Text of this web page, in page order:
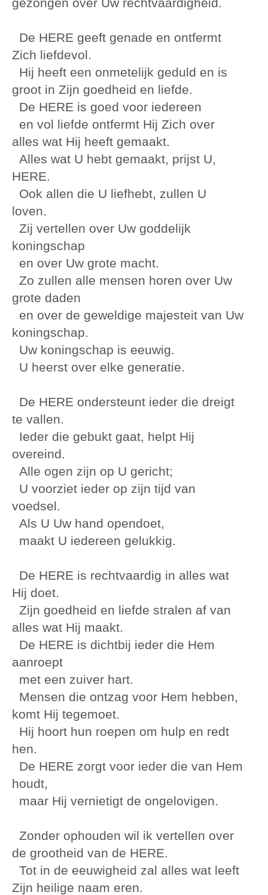
De HERE geeft genade en ontfermt
Zich liefdevol.
Hij heeft een onmetelijk geduld en is
groot in Zijn goedheid en liefde.
De HERE is goed voor iedereen
en vol liefde ontfermt Hij Zich over
alles wat Hij heeft gemaakt.
Alles wat U hebt gemaakt, prijst U,
HERE.
Ook allen die U liefhebt, zullen U
loven.
Zij vertellen over Uw goddelijk
koningschap
en over Uw grote macht.
Zo zullen alle mensen horen over Uw
grote daden
en over de geweldige majesteit van Uw
koningschap.
Uw koningschap is eeuwig.
U heerst over elke generatie.
De HERE ondersteunt ieder die dreigt
te vallen.
Ieder die gebukt gaat, helpt Hij
overeind.
Alle ogen zijn op U gericht;
U voorziet ieder op zijn tijd van
voedsel.
Als U Uw hand opendoet,
maakt U iedereen gelukkig.
De HERE is rechtvaardig in alles wat
Hij doet.
Zijn goedheid en liefde stralen af van
alles wat Hij maakt.
De HERE is dichtbij ieder die Hem
aanroept
met een zuiver hart.
Mensen die ontzag voor Hem hebben,
komt Hij tegemoet.
Hij hoort hun roepen om hulp en redt
hen.
De HERE zorgt voor ieder die van Hem
houdt,
maar Hij vernietigt de ongelovigen.
Zonder ophouden wil ik vertellen over
de grootheid van de HERE.
Tot in de eeuwigheid zal alles wat leeft
Zijn heilige naam eren.